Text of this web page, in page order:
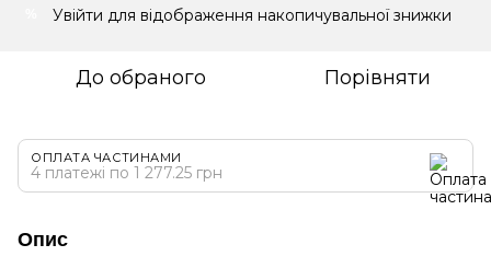
Увійти для відображення накопичувальної знижки
До обраного Порівняти
ОПЛАТА ЧАСТИНАМИ
4 платежі по 1 277.25 грн
Опис